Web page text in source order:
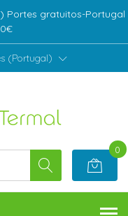
Portes gratuitos-Portugal
(Portugal)
0